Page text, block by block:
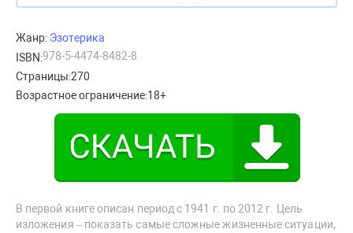
Жанр: Эзотерика
ISBN:978-5-4474-8482-8
Страницы:270
Возрастное ограничение:18+
В первой книге описан период с 1941 г. по 2012 г. Цель
изложения – показать самые сложные жизненные ситуации,